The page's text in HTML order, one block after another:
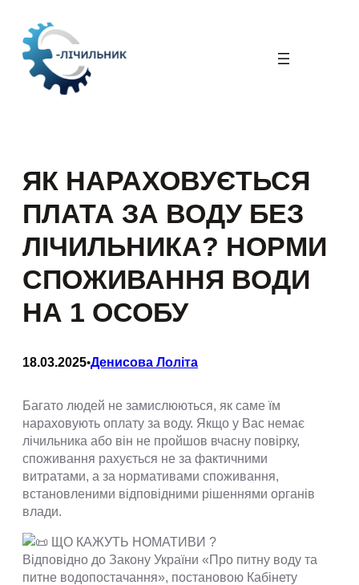
вмісту
ЯК НАРАХОВУЄТЬСЯ
ПЛАТА ЗА ВОДУ БЕЗ
ЛІЧИЛЬНИКА? НОРМИ
СПОЖИВАННЯ ВОДИ
НА 1 ОСОБУ
18.03.2025•Денисова Лоліта
Багато людей не замислюються, як саме їм
нараховують оплату за воду. Якщо у Вас немає
лічильника або він не пройшов вчасну повірку,
споживання рахується не за фактичними
витратами, а за нормативами споживання,
встановленими відповідними рішеннями органів
влади.
ЩО КАЖУТЬ НОМАТИВИ ?
Відповідно до Закону України «Про питну воду та
питне водопостачання», постановою Кабінету